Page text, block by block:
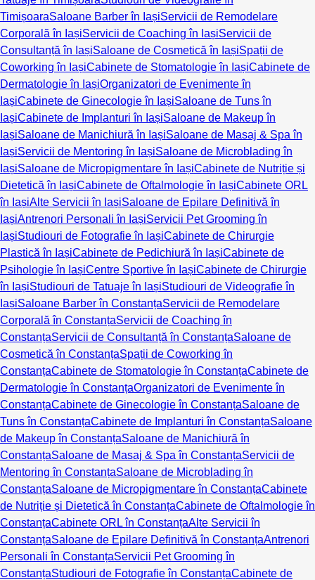
TimișoaraSaloane Barber în IașiServicii de Remodelare
Corporală în IașiServicii de Coaching în IașiServicii de
Consultanță în IașiSaloane de Cosmetică în IașiSpații de
Coworking în IașiCabinete de Stomatologie în IașiCabinete de
Dermatologie în IașiOrganizatori de Evenimente în
IașiCabinete de Ginecologie în IașiSaloane de Tuns în
IașiCabinete de Implanturi în IașiSaloane de Makeup în
IașiSaloane de Manichiură în IașiSaloane de Masaj & Spa în
IașiServicii de Mentoring în IașiSaloane de Microblading în
IașiSaloane de Micropigmentare în IașiCabinete de Nutriție și
Dietetică în IașiCabinete de Oftalmologie în IașiCabinete ORL
în IașiAlte Servicii în IașiSaloane de Epilare Definitivă în
IașiAntrenori Personali în IașiServicii Pet Grooming în
IașiStudiouri de Fotografie în IașiCabinete de Chirurgie
Plastică în IașiCabinete de Pedichiură în IașiCabinete de
Psihologie în IașiCentre Sportive în IașiCabinete de Chirurgie
în IașiStudiouri de Tatuaje în IașiStudiouri de Videografie în
IașiSaloane Barber în ConstanțaServicii de Remodelare
Corporală în ConstanțaServicii de Coaching în
ConstanțaServicii de Consultanță în ConstanțaSaloane de
Cosmetică în ConstanțaSpații de Coworking în
ConstanțaCabinete de Stomatologie în ConstanțaCabinete de
Dermatologie în ConstanțaOrganizatori de Evenimente în
ConstanțaCabinete de Ginecologie în ConstanțaSaloane de
Tuns în ConstanțaCabinete de Implanturi în ConstanțaSaloane
de Makeup în ConstanțaSaloane de Manichiură în
ConstanțaSaloane de Masaj & Spa în ConstanțaServicii de
Mentoring în ConstanțaSaloane de Microblading în
ConstanțaSaloane de Micropigmentare în ConstanțaCabinete
de Nutriție și Dietetică în ConstanțaCabinete de Oftalmologie în
ConstanțaCabinete ORL în ConstanțaAlte Servicii în
ConstanțaSaloane de Epilare Definitivă în ConstanțaAntrenori
Personali în ConstanțaServicii Pet Grooming în
ConstanțaStudiouri de Fotografie în ConstanțaCabinete de